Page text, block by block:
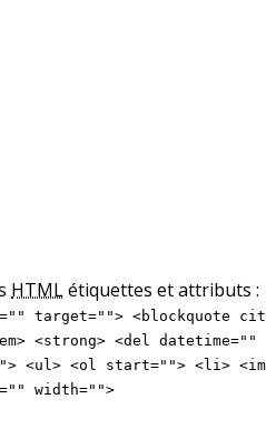
HTMLétiquettes et attributs :
target=""> <blockquote
<strong> <del
<ul> <ol start=""> <li>
width="">